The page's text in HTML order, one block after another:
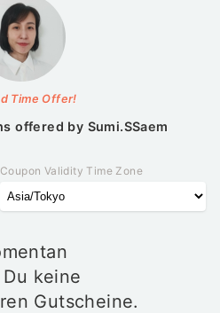
Time Offer!
offered by Sumi.SSaem
Coupon Validity Time Zone
keine
Gutscheine.